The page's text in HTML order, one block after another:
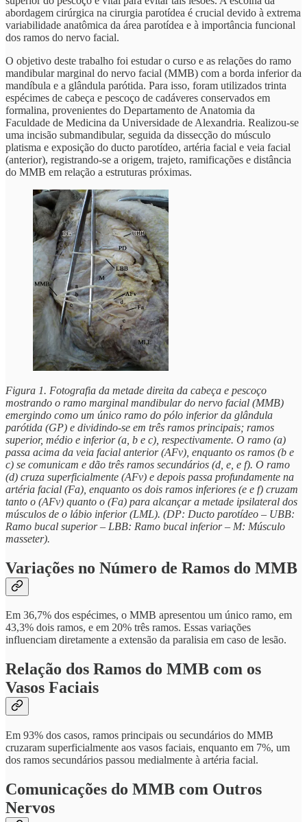
abordagem cirúrgica na cirurgia parotídea é crucial devido à extrema
variabilidade anatômica da área parotídea e à importância funcional
dos ramos do nervo facial.
O objetivo deste trabalho foi estudar o curso e as relações do ramo
mandibular marginal do nervo facial (MMB) com a borda inferior da
mandíbula e a glândula parótida. Para isso, foram utilizados trinta
espécimes de cabeça e pescoço de cadáveres conservados em
formalina, provenientes do Departamento de Anatomia da
Faculdade de Medicina da Universidade de Alexandria. Realizou-se
uma incisão submandibular, seguida da dissecção do músculo
platisma e exposição do ducto parotídeo, artéria facial e veia facial
(anterior), registrando-se a origem, trajeto, ramificações e distância
do MMB em relação a estruturas próximas.
Figura 1. Fotografia da metade direita da cabeça e pescoço
mostrando o ramo marginal mandibular do nervo facial (MMB)
emergindo como um único ramo do pólo inferior da glândula
parótida (GP) e dividindo-se em três ramos principais; ramos
superior, médio e inferior (a, b e c), respectivamente. O ramo (a)
passa acima da veia facial anterior (AFv), enquanto os ramos (b e
c) se comunicam e dão três ramos secundários (d, e, e f). O ramo
(d) cruza superficialmente (AFv) e depois passa profundamente na
artéria facial (Fa), enquanto os dois ramos inferiores (e e f) cruzam
tanto o (AFv) quanto o (Fa) para alcançar a metade ipsilateral dos
músculos de o lábio inferior (LML). (DP: Ducto parotídeo – UBB:
Ramo bucal superior – LBB: Ramo bucal inferior – M: Músculo
masseter).
Variações no Número de Ramos do MMB
Em 36,7% dos espécimes, o MMB apresentou um único ramo, em
43,3% dois ramos, e em 20% três ramos. Essas variações
influenciam diretamente a extensão da paralisia em caso de lesão.
Relação dos Ramos do MMB com os
Vasos Faciais
Em 93% dos casos, ramos principais ou secundários do MMB
cruzaram superficialmente aos vasos faciais, enquanto em 7%, um
dos ramos secundários passou medialmente à artéria facial.
Comunicações do MMB com Outros
Nervos